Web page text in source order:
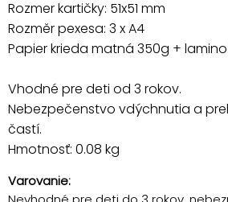
Rozmer kartičky: 51x51 mm
Rozměr pexesa: 3 x A4
Papier krieda matná 350g + lamino
Vhodné pre deti od 3 rokov.
Nebezpečenstvo vdýchnutia a
častí.
Hmotnosť: 0.08 kg
Varovanie: